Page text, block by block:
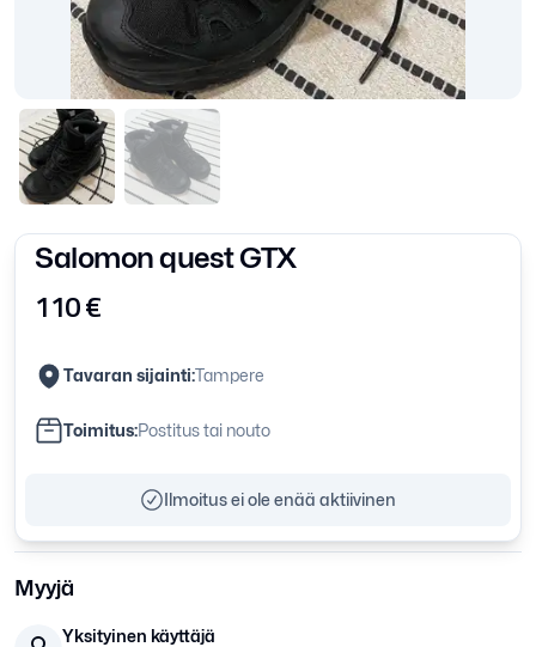
Myyjä
Yksityinen käyttäjä
Salomon quest GTX
110€
Tavaran sijainti:Tampere
Toimitus:Postitus tai nouto
Ilmoitus ei ole enää aktiivinen